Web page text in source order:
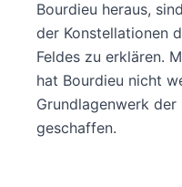
Bourdieu heraus,
der Konstellationen
Feldes zu erklären.
hat Bourdieu nicht
Grundlagenwerk
geschaffen.